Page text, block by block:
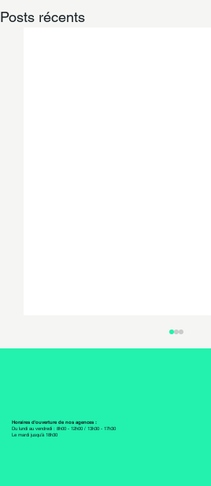
Posts récents
Horaires d'ouverture de nos agences :
Du lundi au vendredi : 8h00 - 12h00 / 13h30 - 17h30
Le mardi jusqu'à 18h30